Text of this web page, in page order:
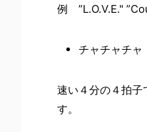
例 ”L.O.V.E."
チャチャチャ
速い４分の４拍子
す。